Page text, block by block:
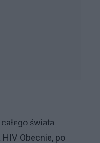
świata
Obecnie, po